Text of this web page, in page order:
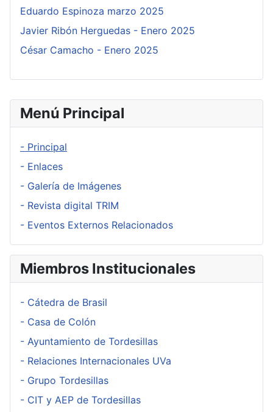
Menú Principal
- Principal
- Enlaces
- Galería de Imágenes
- Revista digital TRIM
- Eventos Externos Relacionados
Miembros Institucionales
- Cátedra de Brasil
- Casa de Colón
- Ayuntamiento de Tordesillas
- Relaciones Internacionales UVa
- Grupo Tordesillas
- CIT y AEP de Tordesillas
Eduardo Espinoza marzo 2025
Javier Ribón Herguedas - Enero 2025
César Camacho - Enero 2025